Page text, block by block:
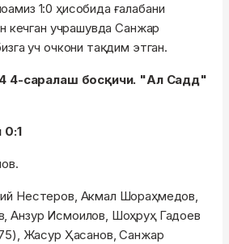
1:0 ҳисобида ғалабани
кечган учрашувда Санжар
уч очкони тақдим этган.
4-саралаш босқичи. "Ал Садд"
0:1
Нестеров, Акмал Шораҳмедов,
Анзур Исмоилов, Шоҳруҳ Гадоев
Жасур Ҳасанов, Санжар